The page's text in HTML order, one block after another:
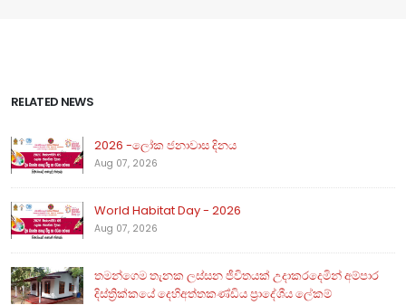
RELATED NEWS
2026 -ලෝක ජනාවාස දිනය
Aug 07, 2026
World Habitat Day - 2026
Aug 07, 2026
තමන්ගෙම තැනක ලස්සන ජීවිතයක් උදාකරදෙමින් අම්පාර
දිස්ත්‍රික්කයේ දෙහිඅත්තකණ්ඩිය ප්‍රාදේශීය ලේකම්